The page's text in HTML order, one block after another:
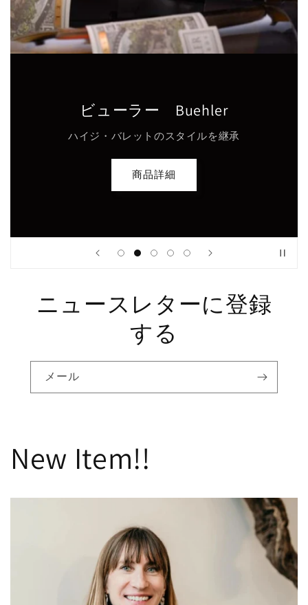
ビューラー Buehler
ハイジ・バレットのスタイルを継承
商品詳細
ニュースレターに登録
する
メール
New Item!!